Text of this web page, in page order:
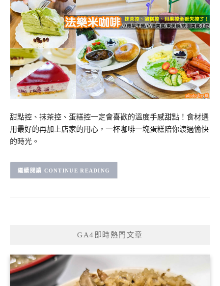
甜點控、抹茶控、蛋糕控一定會喜歡的溫度手感甜點！食材選
用最好的再加上店家的用心，一杯咖啡一塊蛋糕陪你渡過愉快
的時光。
CONTINUE READING
GA4即時熱門文章